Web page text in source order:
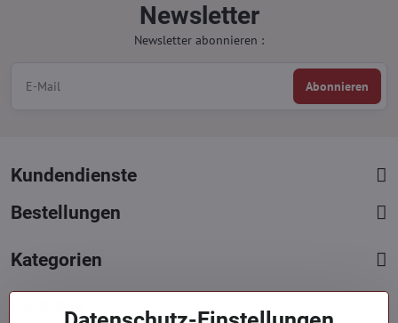
Newsletter
Newsletter abonnieren :
Abonnieren
Kundendienste
Bestellungen
Kategorien
Kontakte